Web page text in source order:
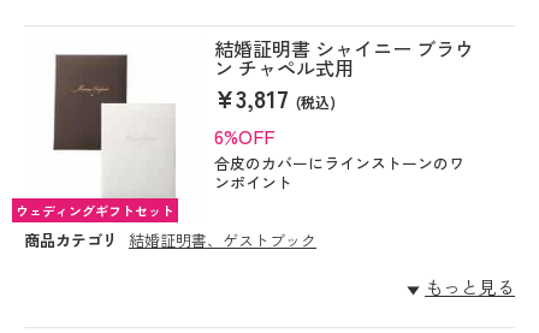
ウェディングギフトセット
結婚証明書 シャイニー ブラウ
ン チャペル式用
¥3,817(税込)
6%OFF
合皮のカバーにラインストーンのワ
ンポイント
商品カテゴリ 結婚証明書、ゲストブック
もっと見る